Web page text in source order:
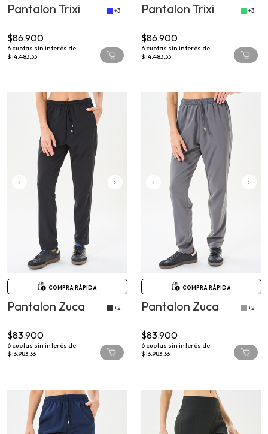
Pantalon Trixi +3
$86.900
6 cuotas sin interés de
$14.483,33
Pantalon Trixi +3
$86.900
6 cuotas sin interés de
$14.483,33
COMPRA RÁPIDA
Pantalon Zuca +2
$83.900
6 cuotas sin interés de
$13.983,33
COMPRA RÁPIDA
Pantalon Zuca +2
$83.900
6 cuotas sin interés de
$13.983,33